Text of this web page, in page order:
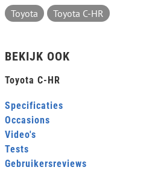
Toyota Toyota C-HR
BEKIJK OOK
Toyota C-HR
Specificaties
Occasions
Video's
Tests
Gebruikersreviews